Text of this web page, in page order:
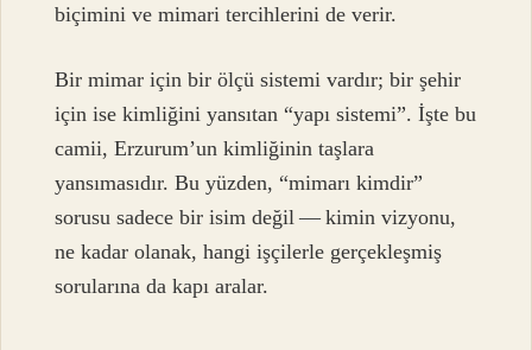
biçimini ve mimari tercihlerini de verir.
Bir mimar için bir ölçü sistemi vardır; bir şehir
için ise kimliğini yansıtan “yapı sistemi”. İşte bu
camii, Erzurum’un kimliğinin taşlara
yansımasıdır. Bu yüzden, “mimarı kimdir”
sorusu sadece bir isim değil — kimin vizyonu,
ne kadar olanak, hangi işçilerle gerçekleşmiş
sorularına da kapı aralar.